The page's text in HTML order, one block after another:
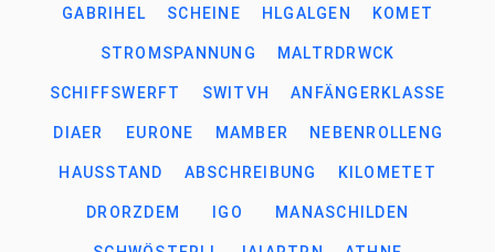
GABRIHEL SCHEINE HLGALGEN KOMET
STROMSPANNUNG MALTRDRWCK
SCHIFFSWERFT SWITVH ANFÄNGERKLASSE
DIAER EURONE MAMBER NEBENROLLENG
HAUSSTAND ABSCHREIBUNG KILOMETET
DRORZDEM IGO MANASCHILDEN